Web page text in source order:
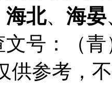
海北、 海晏
号：（
供参考，